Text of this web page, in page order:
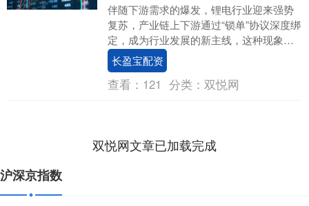
伴随下游需求的爆发，锂电行业迎来强势
复苏，产业链上下游通过“锁单”协议深度绑
定，成为行业发展的新主线，这种现象在
电池厂家与磷酸铁锂（俗称“铁锂”）企业之
间尤为突....
长盈宝配资
查看： 121 分类： 双悦网
双悦网文章已加载完成
沪深京指数